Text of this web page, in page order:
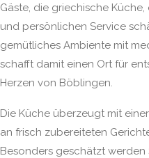
Gäste, die griechische
und persönlichen Service
gemütliches Ambiente mit
schafft damit einen Ort für
Herzen von Böblingen.
Die Küche überzeugt mit
an frisch zubereiteten
Besonders geschätzt